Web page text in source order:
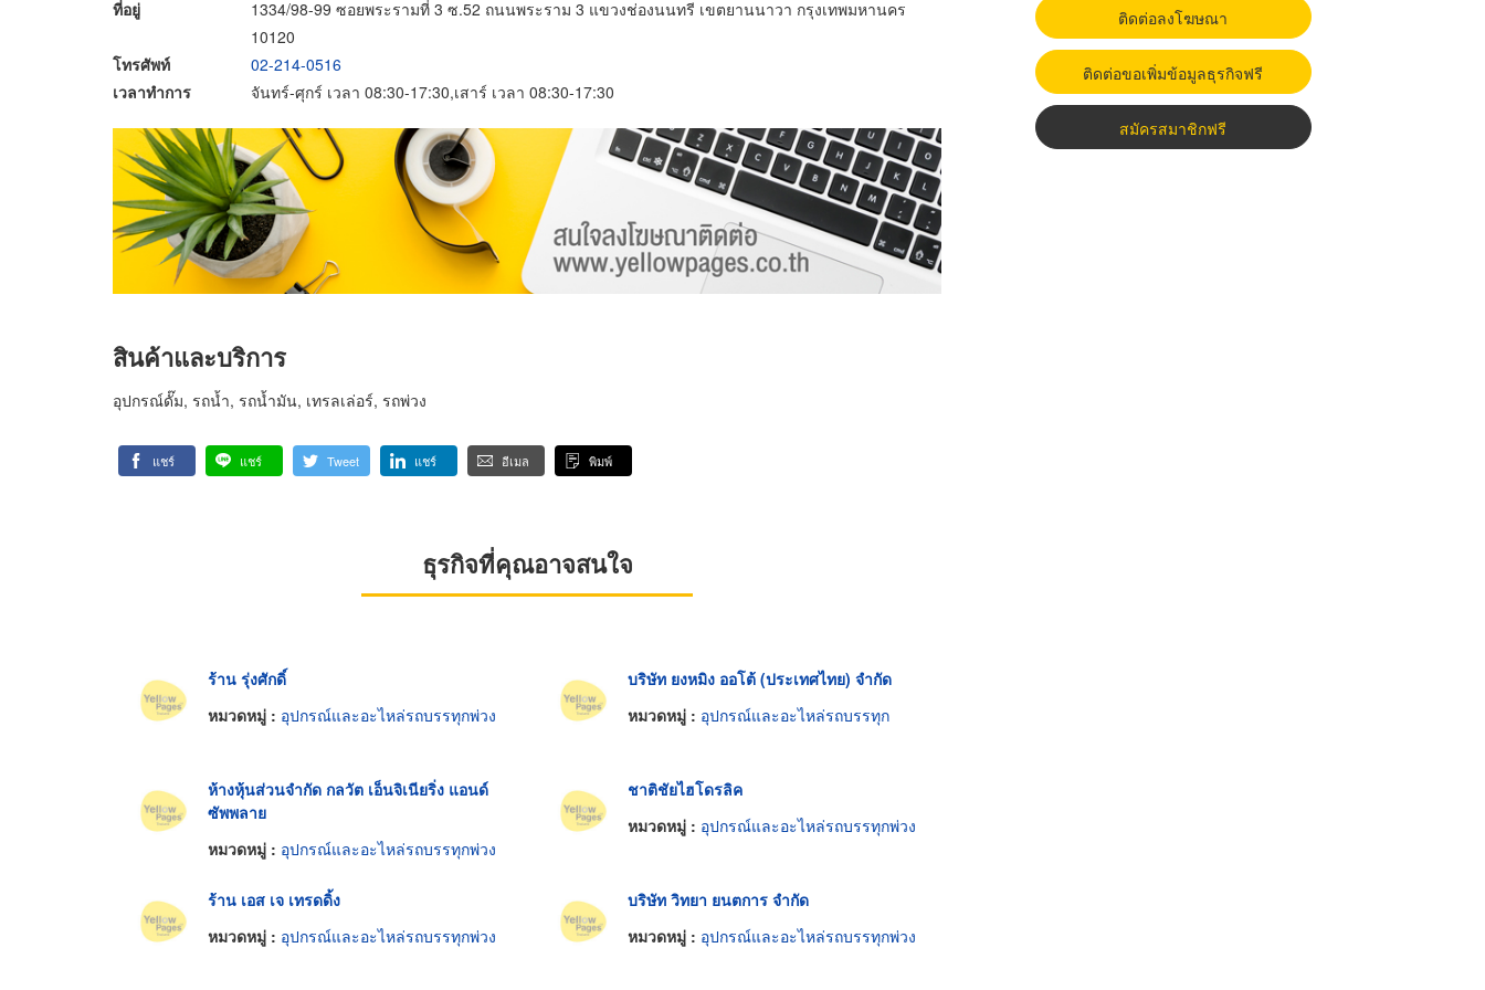
ที่อยู่
1334/98-99 ซอยพระรามที่ 3 ซ.52 ถนนพระราม 3 แขวงช่องนนทรี เขตยานนาวา กรุงเทพมหานคร
10120
โทรศัพท์
02-214-0516
เวลาทำการ
จันทร์-ศุกร์ เวลา 08:30-17:30,เสาร์ เวลา 08:30-17:30
สินค้าและบริการ
อุปกรณ์ดั๊ม, รถน้ำ, รถน้ำมัน, เทรลเล่อร์, รถพ่วง
แชร์ แชร์ Tweet แชร์ อีเมล พิมพ์
ธุรกิจที่คุณอาจสนใจ
ร้าน รุ่งศักดิ์
หมวดหมู่ : อุปกรณ์และอะไหล่รถบรรทุกพ่วง
บริษัท ยงหมิง ออโต้ (ประเทศไทย) จำกัด
หมวดหมู่ : อุปกรณ์และอะไหล่รถบรรทุก
ห้างหุ้นส่วนจำกัด กลวัต เอ็นจิเนียริ่ง แอนด์
ซัพพลาย
หมวดหมู่ : อุปกรณ์และอะไหล่รถบรรทุกพ่วง
ชาติชัยไฮโดรลิค
หมวดหมู่ : อุปกรณ์และอะไหล่รถบรรทุกพ่วง
ร้าน เอส เจ เทรดดิ้ง
หมวดหมู่ : อุปกรณ์และอะไหล่รถบรรทุกพ่วง
บริษัท วิทยา ยนตการ จำกัด
หมวดหมู่ : อุปกรณ์และอะไหล่รถบรรทุกพ่วง
ติดต่อลงโฆษณา
ติดต่อขอเพิ่มข้อมูลธุรกิจฟรี
สมัครสมาชิกฟรี